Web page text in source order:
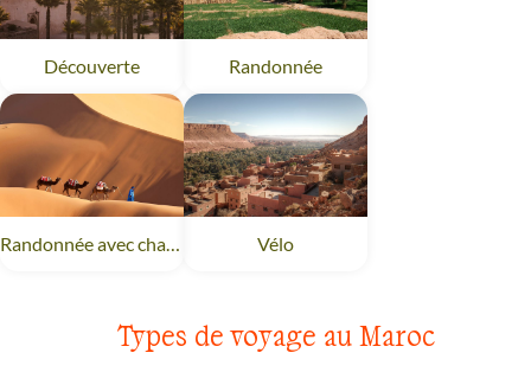
Découverte Randonnée
MarocVélo
Types de voyage au Maroc